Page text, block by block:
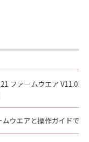
ファームウエア V11.02
ウエアと操作ガイドです